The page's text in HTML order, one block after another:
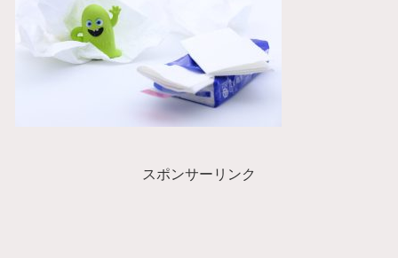
スポンサーリンク